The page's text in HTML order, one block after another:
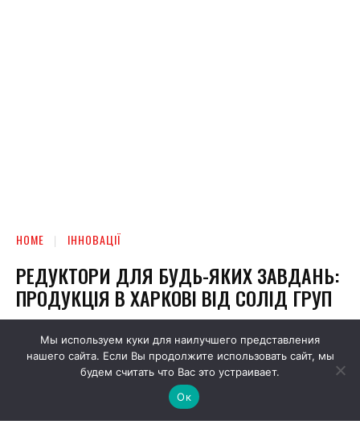
Мы используем куки для наилучшего представления
нашего сайта. Если Вы продолжите использовать сайт, мы
будем считать что Вас это устраивает.
Ок